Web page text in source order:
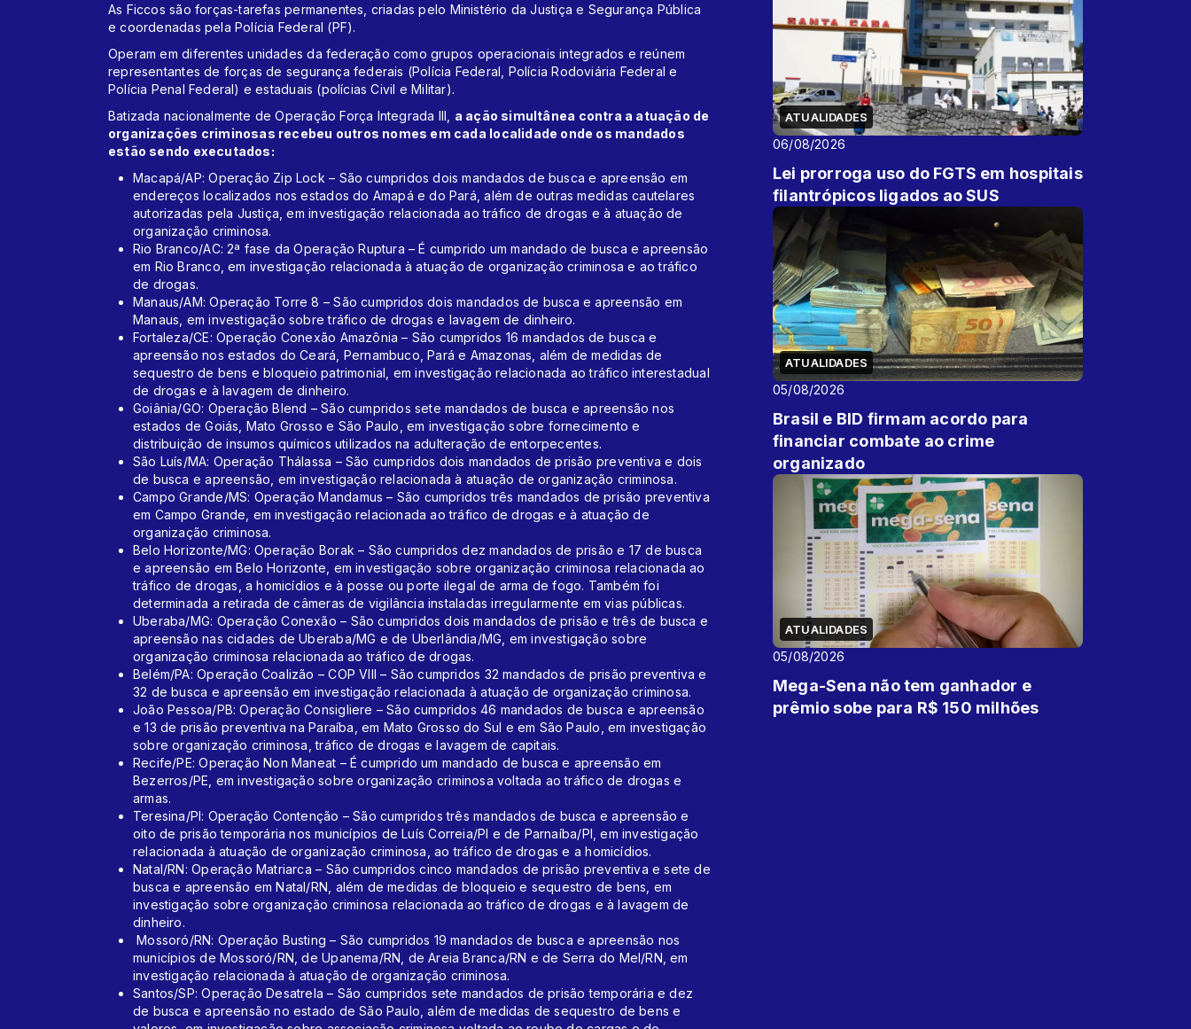
As Ficcos são forças-tarefas permanentes, criadas pelo Ministério da Justiça e Segurança Pública
e coordenadas pela Polícia Federal (PF).
Operam em diferentes unidades da federação como grupos operacionais integrados e reúnem
representantes de forças de segurança federais (Polícia Federal, Polícia Rodoviária Federal e
Polícia Penal Federal) e estaduais (polícias Civil e Militar).
Batizada nacionalmente de Operação Força Integrada III, a ação simultânea contra a atuação de
organizações criminosas recebeu outros nomes em cada localidade onde os mandados
estão sendo executados:
Macapá/AP: Operação Zip Lock – São cumpridos dois mandados de busca e apreensão em
endereços localizados nos estados do Amapá e do Pará, além de outras medidas cautelares
autorizadas pela Justiça, em investigação relacionada ao tráfico de drogas e à atuação de
organização criminosa.
Rio Branco/AC: 2ª fase da Operação Ruptura – É cumprido um mandado de busca e apreensão
em Rio Branco, em investigação relacionada à atuação de organização criminosa e ao tráfico
de drogas.
Manaus/AM: Operação Torre 8 – São cumpridos dois mandados de busca e apreensão em
Manaus, em investigação sobre tráfico de drogas e lavagem de dinheiro.
Fortaleza/CE: Operação Conexão Amazônia – São cumpridos 16 mandados de busca e
apreensão nos estados do Ceará, Pernambuco, Pará e Amazonas, além de medidas de
sequestro de bens e bloqueio patrimonial, em investigação relacionada ao tráfico interestadual
de drogas e à lavagem de dinheiro.
Goiânia/GO: Operação Blend – São cumpridos sete mandados de busca e apreensão nos
estados de Goiás, Mato Grosso e São Paulo, em investigação sobre fornecimento e
distribuição de insumos químicos utilizados na adulteração de entorpecentes.
São Luís/MA: Operação Thálassa – São cumpridos dois mandados de prisão preventiva e dois
de busca e apreensão, em investigação relacionada à atuação de organização criminosa.
Campo Grande/MS: Operação Mandamus – São cumpridos três mandados de prisão preventiva
em Campo Grande, em investigação relacionada ao tráfico de drogas e à atuação de
organização criminosa.
Belo Horizonte/MG: Operação Borak – São cumpridos dez mandados de prisão e 17 de busca
e apreensão em Belo Horizonte, em investigação sobre organização criminosa relacionada ao
tráfico de drogas, a homicídios e à posse ou porte ilegal de arma de fogo. Também foi
determinada a retirada de câmeras de vigilância instaladas irregularmente em vias públicas.
Uberaba/MG: Operação Conexão – São cumpridos dois mandados de prisão e três de busca e
apreensão nas cidades de Uberaba/MG e de Uberlândia/MG, em investigação sobre
organização criminosa relacionada ao tráfico de drogas.
Belém/PA: Operação Coalizão – COP VIII – São cumpridos 32 mandados de prisão preventiva e
32 de busca e apreensão em investigação relacionada à atuação de organização criminosa.
João Pessoa/PB: Operação Consigliere – São cumpridos 46 mandados de busca e apreensão
e 13 de prisão preventiva na Paraíba, em Mato Grosso do Sul e em São Paulo, em investigação
sobre organização criminosa, tráfico de drogas e lavagem de capitais.
Recife/PE: Operação Non Maneat – É cumprido um mandado de busca e apreensão em
Bezerros/PE, em investigação sobre organização criminosa voltada ao tráfico de drogas e
armas.
Teresina/PI: Operação Contenção – São cumpridos três mandados de busca e apreensão e
oito de prisão temporária nos municípios de Luís Correia/PI e de Parnaíba/PI, em investigação
relacionada à atuação de organização criminosa, ao tráfico de drogas e a homicídios.
Natal/RN: Operação Matriarca – São cumpridos cinco mandados de prisão preventiva e sete de
busca e apreensão em Natal/RN, além de medidas de bloqueio e sequestro de bens, em
investigação sobre organização criminosa relacionada ao tráfico de drogas e à lavagem de
dinheiro.
Mossoró/RN: Operação Busting – São cumpridos 19 mandados de busca e apreensão nos
municípios de Mossoró/RN, de Upanema/RN, de Areia Branca/RN e de Serra do Mel/RN, em
investigação relacionada à atuação de organização criminosa.
Santos/SP: Operação Desatrela – São cumpridos sete mandados de prisão temporária e dez
de busca e apreensão no estado de São Paulo, além de medidas de sequestro de bens e
ATUALIDADES
06/08/2026
Lei prorroga uso do FGTS em hospitais
filantrópicos ligados ao SUS
ATUALIDADES
05/08/2026
Brasil e BID firmam acordo para
financiar combate ao crime
organizado
ATUALIDADES
05/08/2026
Mega-Sena não tem ganhador e
prêmio sobe para R$ 150 milhões